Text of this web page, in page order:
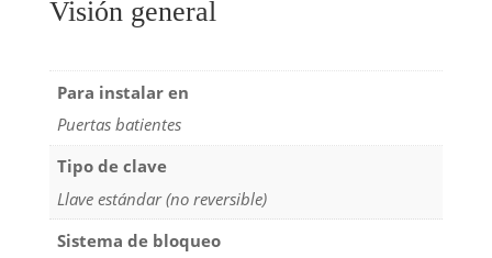
Visión general
Para instalar en
Puertas batientes
Tipo de clave
Llave estándar (no reversible)
Sistema de bloqueo